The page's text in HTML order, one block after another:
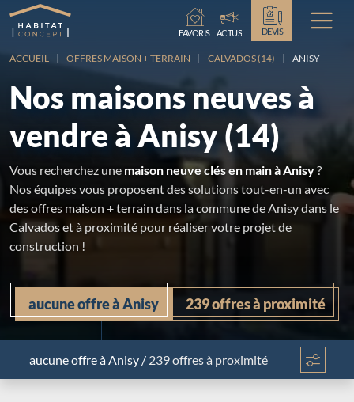
Chargement...
FAVORIS
ACTUS DEVIS
ACCUEIL OFFRES MAISON + TERRAIN CALVADOS (14) ANISY
Nos maisons neuves à
vendre à Anisy (14)
Vous recherchez une maison neuve clés en main à Anisy?
Nos équipes vous proposent des solutions tout-en-un avec
des offres maison + terrain dans la commune de Anisy dans le
Calvados et à proximité pour réaliser votre projet de
construction !
aucune offre à Anisy 239 offres à proximité
aucune offreà Anisy / 239 offres à proximité